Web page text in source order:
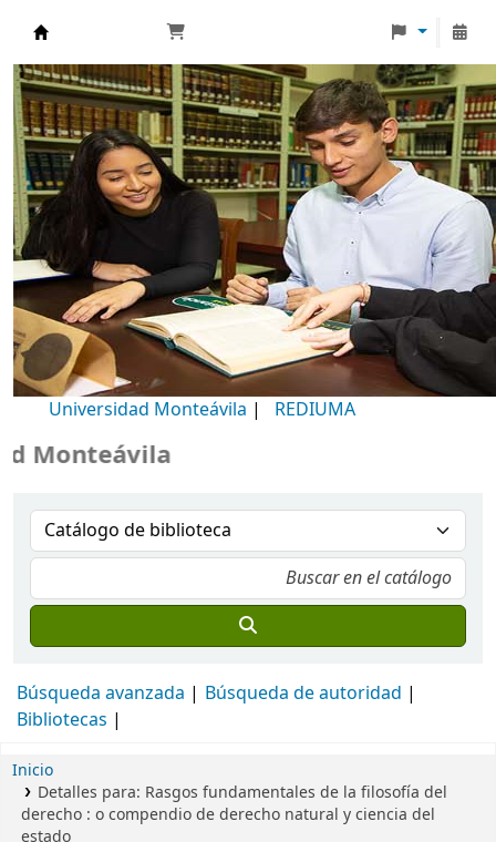
Biblioteca Universidad Monteávila
Universidad Monteávila | REDIUMA
Búsqueda avanzada
Búsqueda de autoridad
Bibliotecas
Inicio
Detalles para: Rasgos fundamentales de la filosofía del
derecho : o compendio de derecho natural y ciencia del
estado